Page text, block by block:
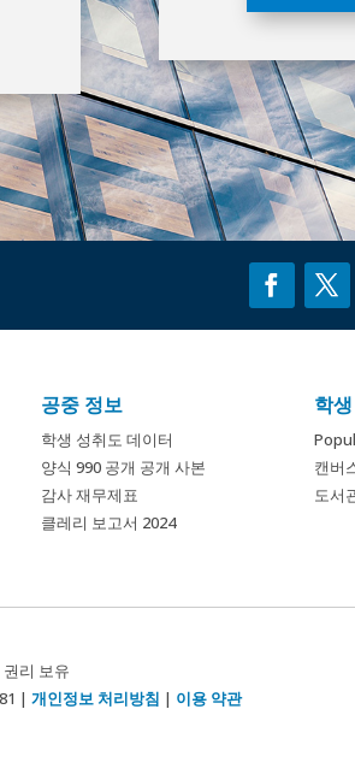
공중 정보
학생 성취도 데이터
양식 990 공개 공개 사본
감사 재무제표
클레리 보고서 2024
학
캔버
도서
리 보유
| 개인정보 처리방침 | 이용 약관